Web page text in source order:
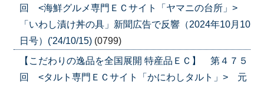
回 <海鮮グルメ専門ＥＣサイト「ヤマニの台所」>
「いわし漬け丼の具」新聞広告で反響（2024年10月10
日号）('24/10/15) (0799)
【こだわりの逸品を全国展開 特産品ＥＣ】 第４７５
回 <タルト専門ＥＣサイト「かにわしタルト」> 元